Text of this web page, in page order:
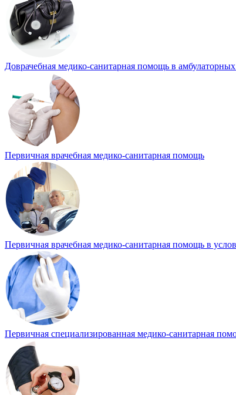
Доврачебная медико-санитарная помощь в
Первичная врачебная медико-санитарная помощь
Первичная врачебная медико-санитарная помощь в
Первичная специализированная медико-санитарная